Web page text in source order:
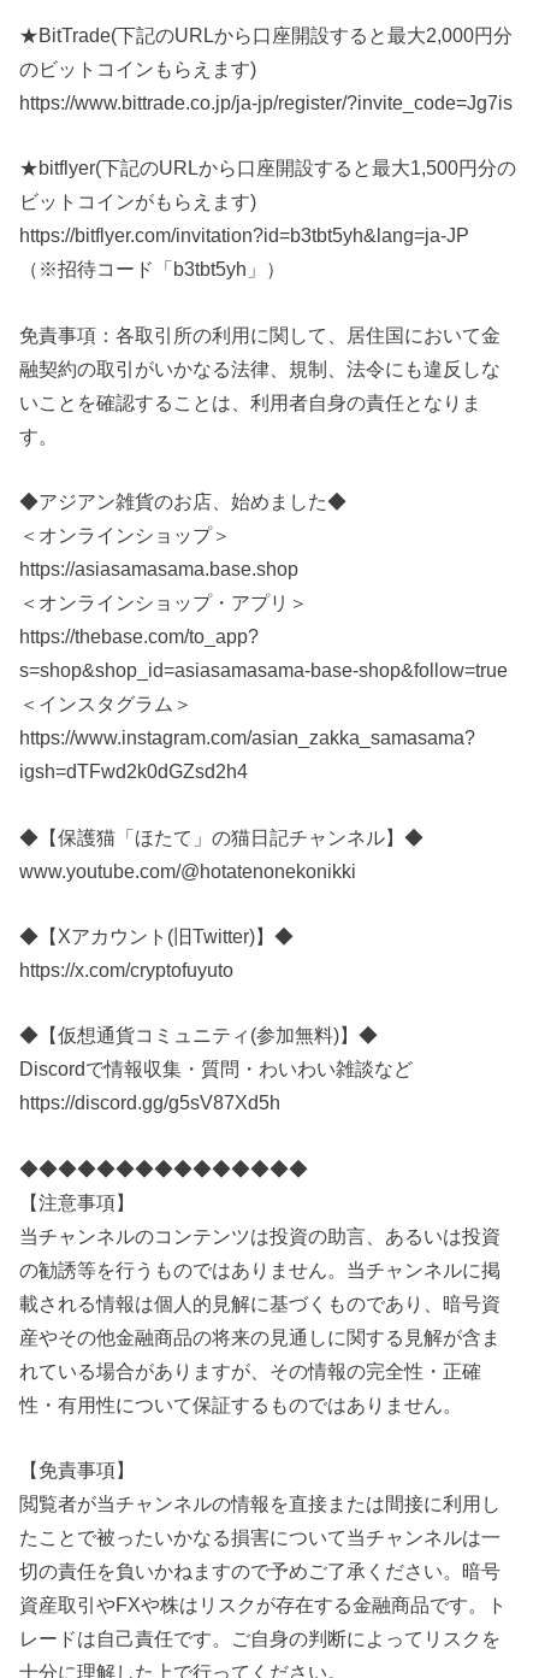
★BitTrade(下記のURLから口座開設すると最大2,000円分
のビットコインもらえます)
https://www.bittrade.co.jp/ja-jp/register/?invite_code=Jg7is
★bitflyer(下記のURLから口座開設すると最大1,500円分の
ビットコインがもらえます)
https://bitflyer.com/invitation?id=b3tbt5yh&lang=ja-JP
（※招待コード「b3tbt5yh」）
免責事項：各取引所の利用に関して、居住国において金
融契約の取引がいかなる法律、規制、法令にも違反しな
いことを確認することは、利用者自身の責任となりま
す。
◆アジアン雑貨のお店、始めました◆
＜オンラインショップ＞
https://asiasamasama.base.shop
＜オンラインショップ・アプリ＞
https://thebase.com/to_app?
s=shop&shop_id=asiasamasama-base-shop&follow=true
＜インスタグラム＞
https://www.instagram.com/asian_zakka_samasama?
igsh=dTFwd2k0dGZsd2h4
◆【保護猫「ほたて」の猫日記チャンネル】◆
www.youtube.com/@hotatenonekonikki
◆【Xアカウント(旧Twitter)】◆
https://x.com/cryptofuyuto
◆【仮想通貨コミュニティ(参加無料)】◆
Discordで情報収集・質問・わいわい雑談など
https://discord.gg/g5sV87Xd5h
◆◆◆◆◆◆◆◆◆◆◆◆◆◆◆
【注意事項】
当チャンネルのコンテンツは投資の助言、あるいは投資
の勧誘等を行うものではありません。当チャンネルに掲
載される情報は個人的見解に基づくものであり、暗号資
産やその他金融商品の将来の見通しに関する見解が含ま
れている場合がありますが、その情報の完全性・正確
性・有用性について保証するものではありません。
【免責事項】
閲覧者が当チャンネルの情報を直接または間接に利用し
たことで被ったいかなる損害について当チャンネルは一
切の責任を負いかねますので予めご了承ください。暗号
資産取引やFXや株はリスクが存在する金融商品です。ト
レードは自己責任です。ご自身の判断によってリスクを
十分に理解した上で行ってください。